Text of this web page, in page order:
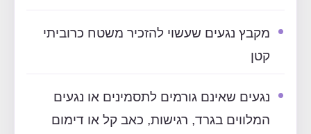
מקבץ נגעים שעשוי להזכיר משטח כרוביתי
קטן
נגעים שאינם גורמים לתסמינים או נגעים
המלווים בגרד, רגישות, כאב קל או דימום